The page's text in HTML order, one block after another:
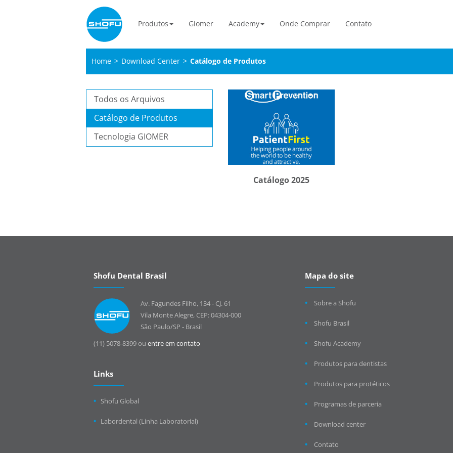
Produtos Giomer Academy Onde Comprar Contato
Home > Download Center > Catálogo de Produtos
Todos os Arquivos
Catálogo de Produtos
Tecnologia GIOMER
Catálogo 2025
Shofu Dental Brasil
Av. Fagundes Filho, 134 - CJ. 61
Vila Monte Alegre, CEP: 04304-000
São Paulo/SP - Brasil
(11) 5078-8399 ou entre em contato
Links
Shofu Global
Labordental (Linha Laboratorial)
Mapa do site
Sobre a Shofu
Shofu Brasil
Shofu Academy
Produtos para dentistas
Produtos para protéticos
Programas de parceria
Download center
Contato